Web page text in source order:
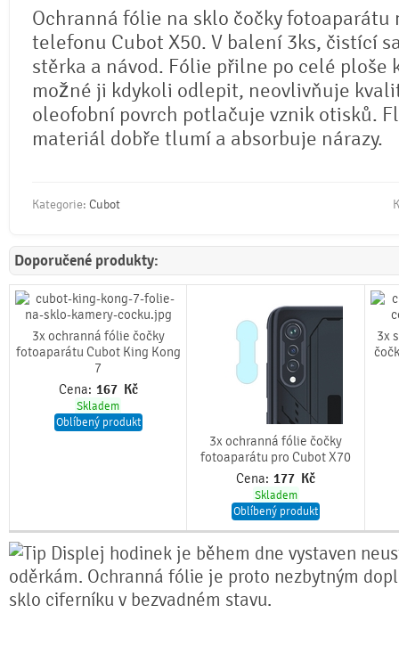
Ochranná fólie na sklo čočky fotoaparátu
telefonu Cubot X50. V balení 3ks, čistící
stěrka a návod. Fólie přilne po celé ploše
možné ji kdykoli odlepit, neovlivňuje
oleofobní povrch potlačuje vznik otisků.
materiál dobře tlumí a absorbuje nárazy.
Kategorie: Cubot
Doporučené produkty:
3x ochranná fólie čočky
fotoaparátu Cubot King Kong
7
Cena: 167 Kč
Skladem
Oblíbený produkt
3x ochranná fólie čočky
fotoaparátu pro Cubot X70
Cena: 177 Kč
Skladem
Oblíbený produkt
3x
Displej hodinek je během dne vystaven
oděrkám. Ochranná fólie je proto nezbytným
sklo ciferníku v bezvadném stavu.